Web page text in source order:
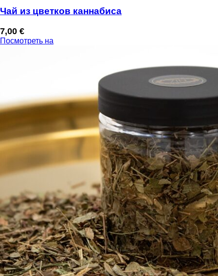
Чай из цветков каннабиса
7,00 €
Посмотреть на